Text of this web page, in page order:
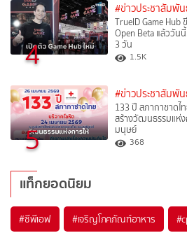
4
#ข่าวประชาสัมพั
TrueID Game Hub
Open Beta แล้ววัน
3 วัน
1.5K
5
#ข่าวประชาสัมพั
133 ปี สภากาชาด
สร้างวัฒนธรรมแห่ง
มนุษย์
368
แท็กยอดนิยม
#ซีพีเอฟ #เจริญโภคภัณฑ์อาหาร #